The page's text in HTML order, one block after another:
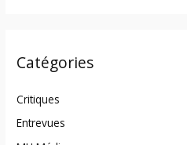
Catégories
Critiques
Entrevues